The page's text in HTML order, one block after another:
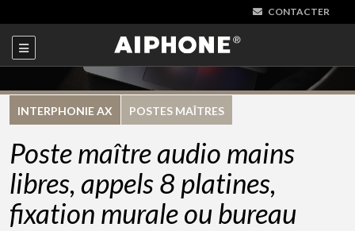
CONTACTER
INTERPHONIE AX POSTES MAÎTRES
Poste maître audio mains
libres, appels 8 platines,
fixation murale ou bureau